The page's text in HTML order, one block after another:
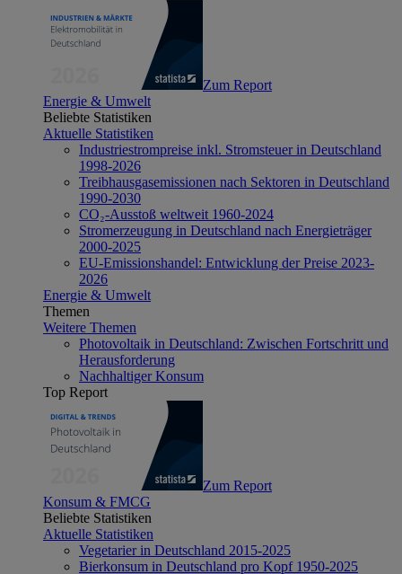
Zum Report
Energie & Umwelt
Beliebte Statistiken
Aktuelle Statistiken
Industriestrompreise inkl. Stromsteuer in Deutschland
1998-2026
Treibhausgasemissionen nach Sektoren in Deutschland
1990-2030
CO₂-Ausstoß weltweit 1960-2024
Stromerzeugung in Deutschland nach Energieträger
2000-2025
EU-Emissionshandel: Entwicklung der Preise 2023-
2026
Energie & Umwelt
Themen
Weitere Themen
Photovoltaik in Deutschland: Zwischen Fortschritt und
Herausforderung
Nachhaltiger Konsum
Top Report
Zum Report
Konsum & FMCG
Beliebte Statistiken
Aktuelle Statistiken
Vegetarier in Deutschland 2015-2025
Bierkonsum in Deutschland pro Kopf 1950-2025